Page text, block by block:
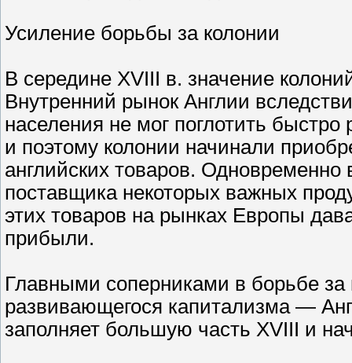
Усиление борьбы за колонии
В середине XVIII в. значение
Внутренний рынок Англии
населения не мог поглотить
и поэтому колонии начинали
английских товаров. Одновременно
поставщика некоторых важных
этих товаров на рынках Европы
прибыли.
Главными соперниками в борьбе за
развивающегося капитализма —
заполняет большую часть XVIII и